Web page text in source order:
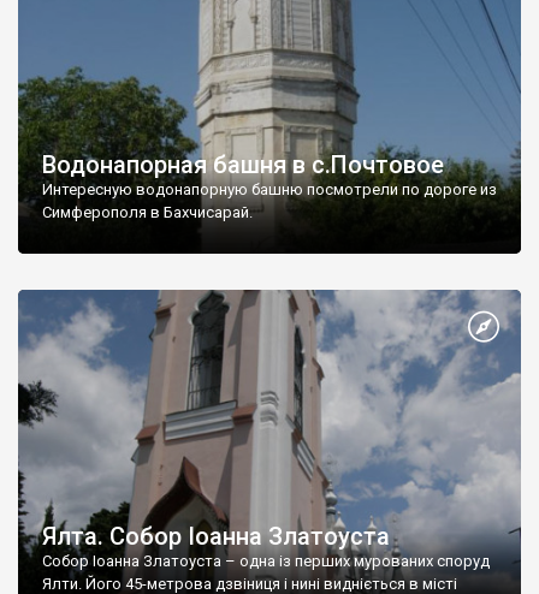
Водонапорная башня в с.Почтовое
Интересную водонапорную башню посмотрели по дороге из
Симферополя в Бахчисарай.
Ялта. Собор Іоанна Златоуста
Собор Іоанна Златоуста – одна із перших мурованих споруд
Ялти. Його 45-метрова дзвіниця і нині видніється в місті